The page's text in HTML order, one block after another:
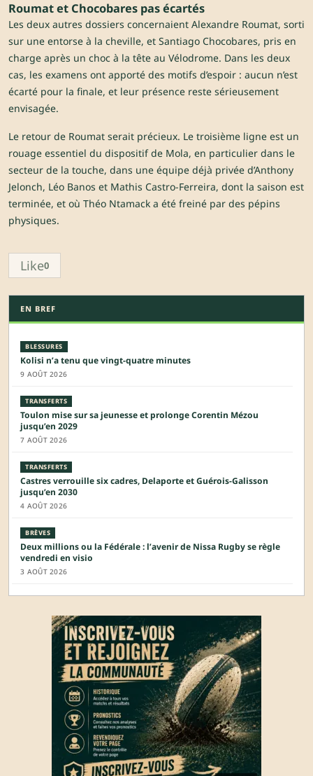
Roumat et Chocobares pas écartés
Les deux autres dossiers concernaient Alexandre Roumat, sorti
sur une entorse à la cheville, et Santiago Chocobares, pris en
charge après un choc à la tête au Vélodrome. Dans les deux
cas, les examens ont apporté des motifs d’espoir : aucun n’est
écarté pour la finale, et leur présence reste sérieusement
envisagée.
Le retour de Roumat serait précieux. Le troisième ligne est un
rouage essentiel du dispositif de Mola, en particulier dans le
secteur de la touche, dans une équipe déjà privée d’Anthony
Jelonch, Léo Banos et Mathis Castro-Ferreira, dont la saison est
terminée, et où Théo Ntamack a été freiné par des pépins
physiques.
Like0
EN BREF
BLESSURES
Kolisi n’a tenu que vingt-quatre minutes
9 AOÛT 2026
TRANSFERTS
Toulon mise sur sa jeunesse et prolonge Corentin Mézou
jusqu’en 2029
7 AOÛT 2026
TRANSFERTS
Castres verrouille six cadres, Delaporte et Guérois-Galisson
jusqu’en 2030
4 AOÛT 2026
BRÈVES
Deux millions ou la Fédérale : l’avenir de Nissa Rugby se règle
vendredi en visio
3 AOÛT 2026